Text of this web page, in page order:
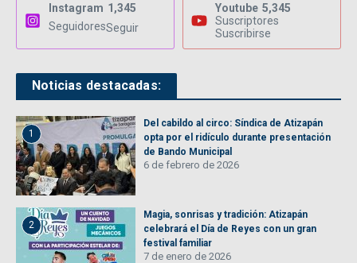
Instagram 1,345
SeguidoresSeguir
Youtube 5,345
Suscriptores
Suscribirse
Noticias destacadas:
1
Del cabildo al circo: Síndica de Atizapán
opta por el ridículo durante presentación
de Bando Municipal
6 de febrero de 2026
2
Magia, sonrisas y tradición: Atizapán
celebrará el Día de Reyes con un gran
festival familiar
7 de enero de 2026